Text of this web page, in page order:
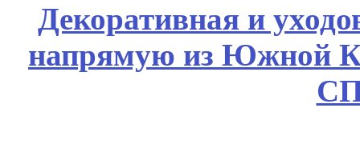
Декоративная и
напрямую из